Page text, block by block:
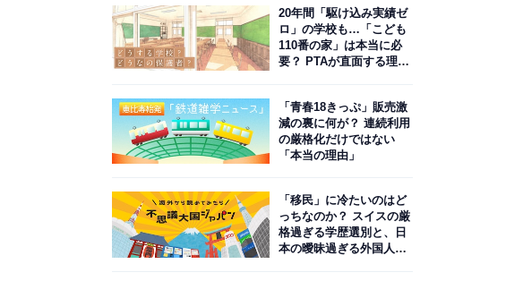
20年間「駆け込み実績ゼ
ロ」の学校も…「こども
110番の家」は本当に必
要？ PTAが直面する理想
「青春18きっぷ」販売激
減の裏に何が？ 連続利用
の厳格化だけではない
「本当の理由」
「移民」に冷たいのはど
っちなのか？ スイスの厳
格過ぎる学歴選別と、日
本の曖昧過ぎる外国人政